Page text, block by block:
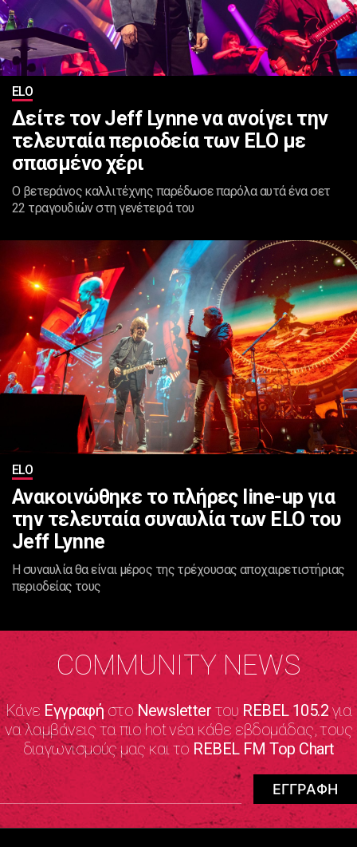
ELO
Δείτε τον Jeff Lynne να ανοίγει την
τελευταία περιοδεία των ELO με
σπασμένο χέρι
Ο βετεράνος καλλιτέχνης παρέδωσε παρόλα αυτά ένα σετ
22 τραγουδιών στη γενέτειρά του
ELO
Ανακοινώθηκε το πλήρες line-up για
την τελευταία συναυλία των ELO του
Jeff Lynne
H συναυλία θα είναι μέρος της τρέχουσας αποχαιρετιστήριας
περιοδείας τους
COMMUNITY NEWS
Κάνε Εγγραφήστο NewsletterτουREBEL 105.2για
να λαμβάνεις τα πιο hot νέα κάθε εβδομάδας, τους
διαγωνισμούς μας και το REBEL FM Top Chart